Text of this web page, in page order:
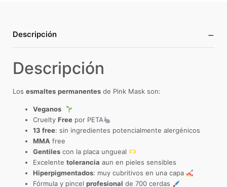
Descripción −
Descripción
Los esmaltes permanentes de Pink Mask son:
Veganos
Cruelty Free por PETA
13 free: sin ingredientes potencialmente alergénicos
MMA free
Gentiles con la placa ungueal
Excelente tolerancia aun en pieles sensibles
Hiperpigmentados: muy cubritivos en una capa
Fórmula y pincel profesional de 700 cerdas